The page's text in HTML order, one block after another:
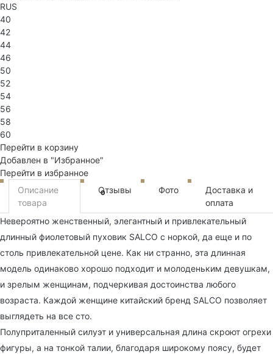
RUS
40
42
44
46
50
52
54
56
58
60
Перейти в корзину
Добавлен в "Избранное"
Перейти в избранное
Описание
товара
Отзывы
0 Фото
Доставка и
оплата
Невероятно женственный, элегантный и привлекательный
длинный фиолетовый пуховик SALCO с норкой, да еще и по
столь привлекательной цене. Как ни странно, эта длинная
модель одинаково хорошо подходит и молоденьким девушкам,
и зрелым женщинам, подчеркивая достоинства любого
возраста. Каждой женщине китайский бренд SALCO позволяет
выглядеть на все сто.
Полуприталенный силуэт и универсальная длина скроют огрехи
фигуры, а на тонкой талии, благодаря широкому поясу, будет